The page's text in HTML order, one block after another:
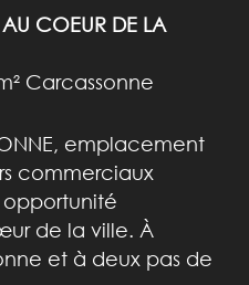
COEUR DE LA
Carcassonne
emplacement
commerciaux
de la ville. À
et à deux pas de